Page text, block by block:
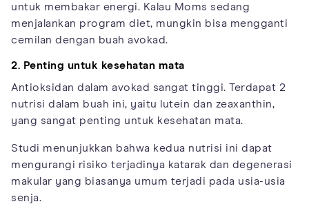
untuk membakar energi. Kalau Moms sedang
menjalankan program diet, mungkin bisa mengganti
cemilan dengan buah avokad.
2. Penting untuk kesehatan mata
Antioksidan dalam avokad sangat tinggi. Terdapat 2
nutrisi dalam buah ini, yaitu lutein dan zeaxanthin,
yang sangat penting untuk kesehatan mata.
Studi menunjukkan bahwa kedua nutrisi ini dapat
mengurangi risiko terjadinya katarak dan degenerasi
makular yang biasanya umum terjadi pada usia-usia
senja.